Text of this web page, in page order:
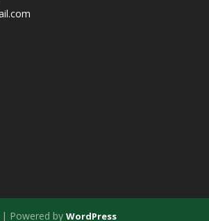
| Powered byWordPress